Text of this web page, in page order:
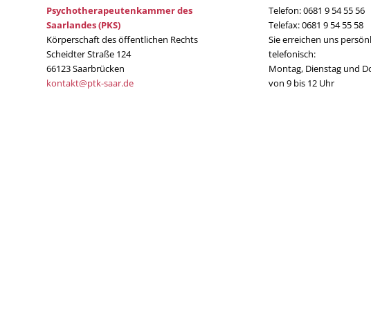
Psychotherapeutenkammer des
Saarlandes (PKS)
Körperschaft des öffentlichen Rechts
Scheidter Straße 124
66123 Saarbrücken
kontakt@ptk-saar.de
Telefon: 0681 9 54 55 56
Telefax: 0681 9 54 55 58
Sie erreichen uns
telefonisch:
Montag, Dienstag und
von 9 bis 12 Uhr